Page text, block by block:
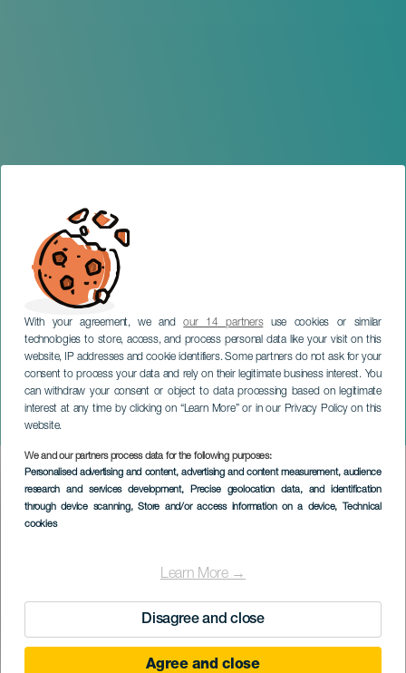
With your agreement, we andour 14 partnersuse cookies or similar
technologies to store, access, and process personal data like your visit on this
website, IP addresses and cookie identifiers. Some partners do not ask for your
consent to process your data and rely on their legitimate business interest. You
can withdraw your consent or object to data processing based on legitimate
interest at any time by clicking on “Learn More” or in our Privacy Policy on this
website.
We and our partners process data for the following purposes:
Personalised advertising and content, advertising and content measurement, audience
research and services development, Precise geolocation data, and identification
through device scanning, Store and/or access information on a device, Technical
cookies
Learn More →
Disagree and close
Agree and close
Camilo på konsert
GRAN CANARIA
Imagen
Listado